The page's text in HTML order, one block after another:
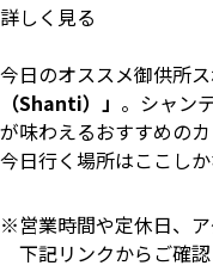
詳しく見る
今日のオススメ御供所
（Shanti）」 。シャン
が味わえるおすすめのカ
今日行く場所はここし
営業時間や定休日、
下記リンクからご確認